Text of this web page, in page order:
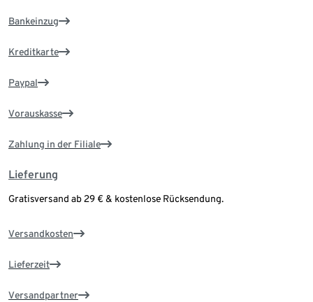
Bankeinzug
Kreditkarte
Paypal
Vorauskasse
Zahlung in der Filiale
Lieferung
Gratisversand ab 29 € & kostenlose Rücksendung.
Versandkosten
Lieferzeit
Versandpartner